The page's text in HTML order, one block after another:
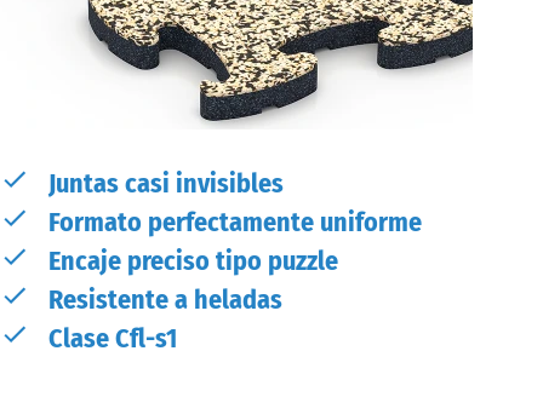
Juntas casi invisibles
Formato perfectamente uniforme
Encaje preciso tipo puzzle
Resistente a heladas
Clase Cfl-s1